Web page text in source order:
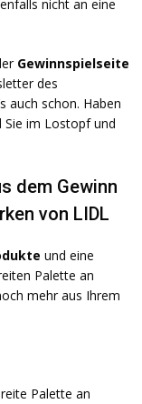
nicht an eine
Gewinnspielseite
des
auch schon. Haben
Sie im Lostopf und
dem Gewinn
von LIDL
und eine
Palette an
mehr aus Ihrem
Palette an